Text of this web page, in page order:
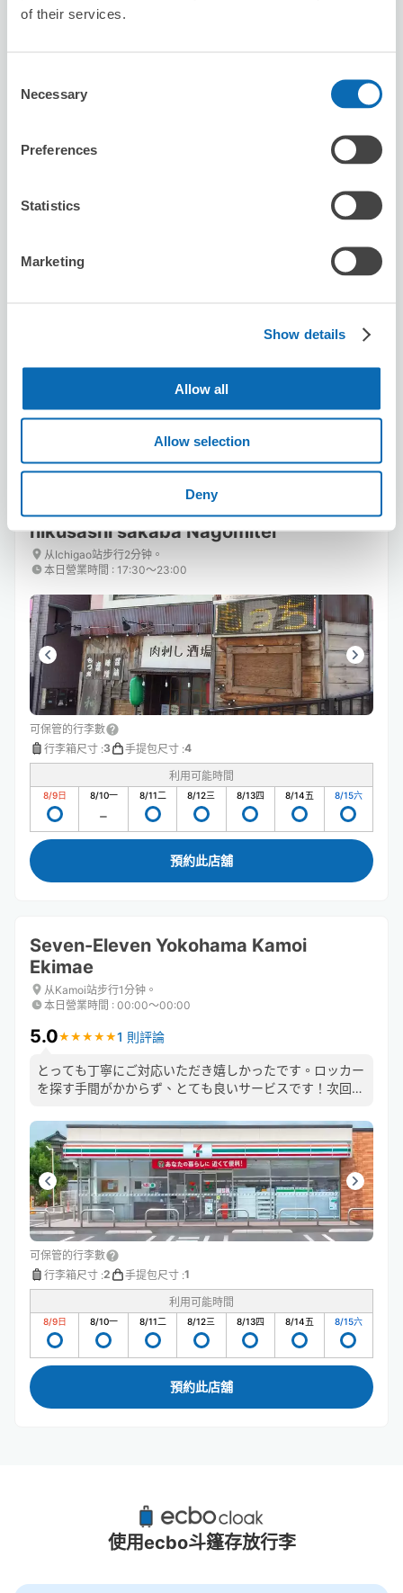
of their services.
Selection
Necessary
Preferences
Statistics
Marketing
Show details
Allow all
Allow selection
Deny
本日營業時間
預約此店舖
nikusashi sakaba Nagomitei
从Ichigao站步行2分钟。
本日營業時間 : 17:30〜23:00
可保管的行李數
行李箱尺寸 :3 手提包尺寸 :4
利用可能時間
8/9日 8/10一 8/11二 8/12三 8/13四 8/14五 8/15六
預約此店舖
Seven-Eleven Yokohama Kamoi
Ekimae
从Kamoi站步行1分钟。
本日營業時間 : 00:00〜00:00
5.0★ ★ ★ ★ ★
★ ★ ★ ★ ★1 則評論
とっても丁寧にご対応いただき嬉しかったです。ロッカー
を探す手間がかからず、とても良いサービスです！次回も
した、大変助かりました(^_^)
可保管的行李數
行李箱尺寸 :2 手提包尺寸 :1
利用可能時間
8/9日 8/10一 8/11二 8/12三 8/13四 8/14五 8/15六
預約此店舖
十日場站附近推薦的寄物櫃
1個投幣式置物櫃
使用ecbo斗篷存放行李